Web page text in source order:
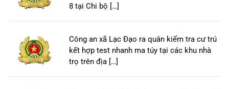
8 tại Chi bộ […]
Công an xã Lạc Đạo ra quân kiểm tra cư trú
kết hợp test nhanh ma túy tại các khu nhà
trọ trên địa […]